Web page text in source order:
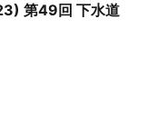
第49回 下水道